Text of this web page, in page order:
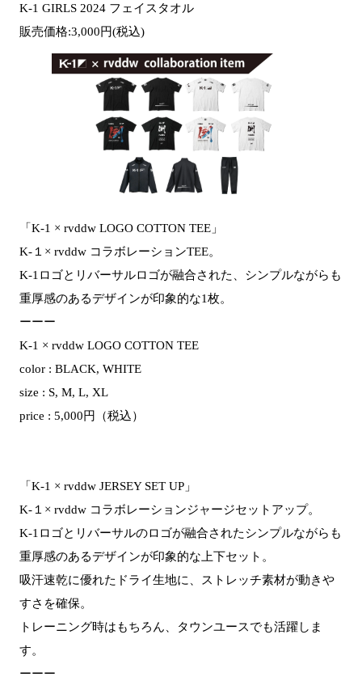
K-1 GIRLS 2024 フェイスタオル
販売価格:3,000円(税込)
「K-1 × rvddw LOGO COTTON TEE」
K-１× rvddw コラボレーションTEE。
K-1ロゴとリバーサルロゴが融合された、シンプルながらも
重厚感のあるデザインが印象的な1枚。
ーーー
K-1 × rvddw LOGO COTTON TEE
color : BLACK, WHITE
size : S, M, L, XL
price : 5,000円（税込）
「K-1 × rvddw JERSEY SET UP」
K-１× rvddw コラボレーションジャージセットアップ。
K-1ロゴとリバーサルのロゴが融合されたシンプルながらも
重厚感のあるデザインが印象的な上下セット。
吸汗速乾に優れたドライ生地に、ストレッチ素材が動きや
すさを確保。
トレーニング時はもちろん、タウンユースでも活躍しま
す。
ーーー